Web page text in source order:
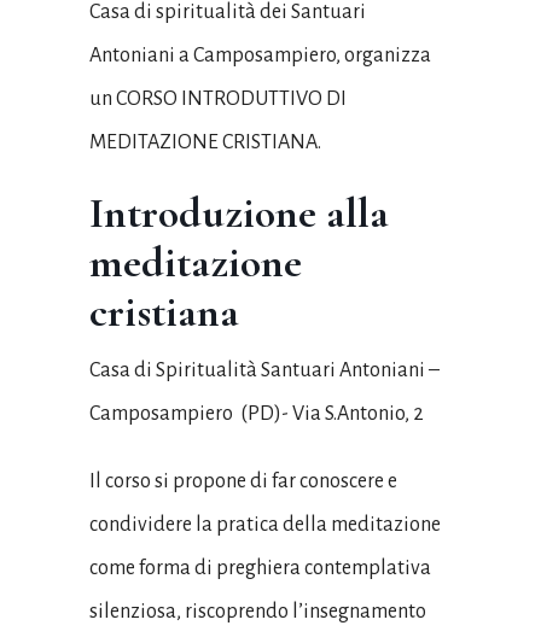
Casa di spiritualità dei Santuari
Antoniani a Camposampiero, organizza
un CORSO INTRODUTTIVO DI
MEDITAZIONE CRISTIANA.
Introduzione alla
meditazione
cristiana
Casa di Spiritualità Santuari Antoniani –
Camposampiero (PD)- Via S.Antonio, 2
Il corso si propone di far conoscere e
condividere la pratica della meditazione
come forma di preghiera contemplativa
silenziosa, riscoprendo l’insegnamento